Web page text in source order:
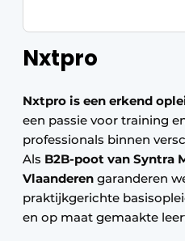
Toegangscontrole
Veiligheid & Opleiding
Zonwering
Nxtpro
Nxtpro is een erkend
een passie voor training
professionals binnen
Als B2B-poot van Syntra
Vlaanderen garanderen
praktijkgerichte
en op maat gemaakte